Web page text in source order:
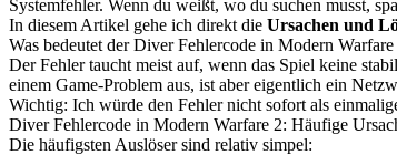
Systemfehler. Wenn du weißt, wo du suchen musst,
In diesem Artikel gehe ich direkt die Ursachen und
Was bedeutet der Diver Fehlercode in Modern Warfare
Der Fehler taucht meist auf, wenn das Spiel keine
einem Game-Problem aus, ist aber eigentlich ein
Wichtig: Ich würde den Fehler nicht sofort als
Diver Fehlercode in Modern Warfare 2: Häufige
Die häufigsten Auslöser sind relativ simpel: